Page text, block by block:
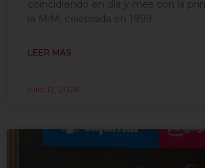
coincidiendo en día y mes con la
la MiM, celebrada en 1999
LEER MÁS
julio 12, 2026